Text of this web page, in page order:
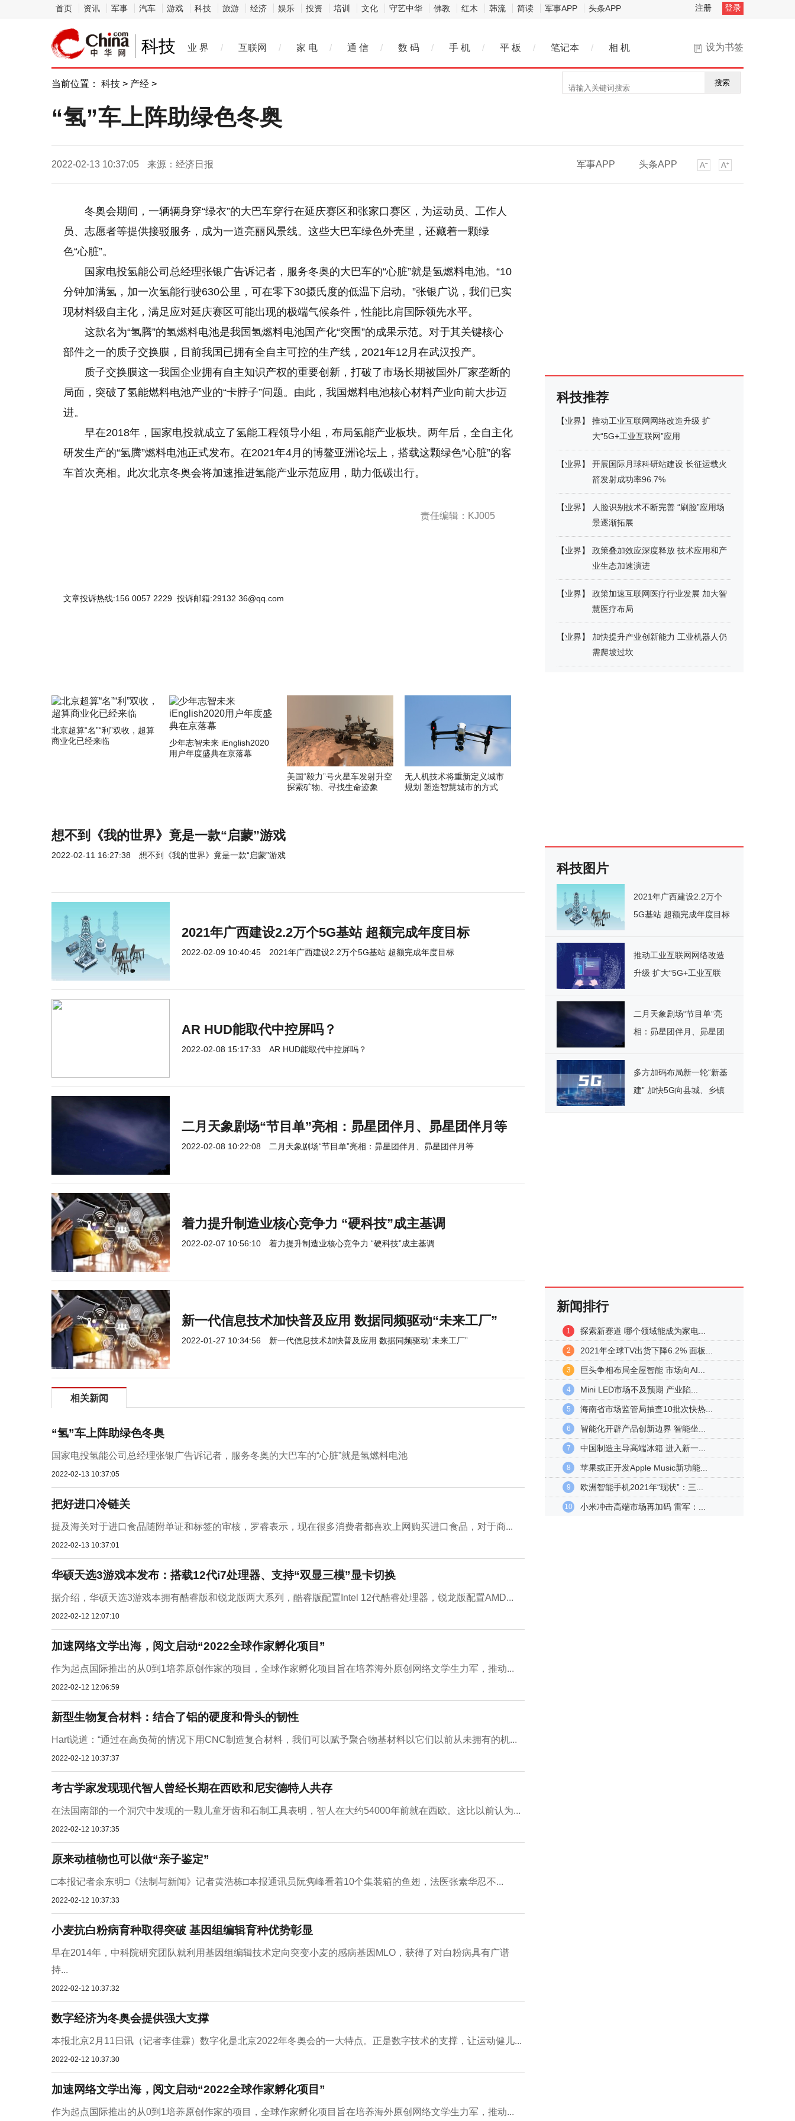
首页 资讯 军事 汽车 游戏 科技 旅游 经济 娱乐 投资 培训 文化 守艺中华 佛教 红木 韩流 简读 军事APP 头条APP 注册 登录
科技 设为书签
业 界 / 互联网 / 家 电 / 通 信 / 数 码 / 手 机 / 平 板 / 笔记本 / 相 机
当前位置： 科技 > 产经 > 搜索
“氢”车上阵助绿色冬奥
2022-02-13 10:37:05 来源：经济日报 军事APP 头条APP
冬奥会期间，一辆辆身穿“绿衣”的大巴车穿行在延庆赛区和张家口赛区，为运动员、工作人
员、志愿者等提供接驳服务，成为一道亮丽风景线。这些大巴车绿色外壳里，还藏着一颗绿
色“心脏”。
国家电投氢能公司总经理张银广告诉记者，服务冬奥的大巴车的“心脏”就是氢燃料电池。“10
分钟加满氢，加一次氢能行驶630公里，可在零下30摄氏度的低温下启动。”张银广说，我们已实
现材料级自主化，满足应对延庆赛区可能出现的极端气候条件，性能比肩国际领先水平。
这款名为“氢腾”的氢燃料电池是我国氢燃料电池国产化“突围”的成果示范。对于其关键核心
部件之一的质子交换膜，目前我国已拥有全自主可控的生产线，2021年12月在武汉投产。
质子交换膜这一我国企业拥有自主知识产权的重要创新，打破了市场长期被国外厂家垄断的
局面，突破了氢能燃料电池产业的“卡脖子”问题。由此，我国燃料电池核心材料产业向前大步迈
进。
早在2018年，国家电投就成立了氢能工程领导小组，布局氢能产业板块。两年后，全自主化
研发生产的“氢腾”燃料电池正式发布。在2021年4月的博鳌亚洲论坛上，搭载这颗绿色“心脏”的客
车首次亮相。此次北京冬奥会将加速推进氢能产业示范应用，助力低碳出行。
责任编辑：KJ005
文章投诉热线:156 0057 2229 投诉邮箱:29132 36@qq.com
北京超算“名”“利”双收，超算
商业化已经来临
少年志智未来 iEnglish2020
用户年度盛典在京落幕
美国“毅力”号火星车发射升空
探索矿物、寻找生命迹象
无人机技术将重新定义城市
规划 塑造智慧城市的方式
想不到《我的世界》竟是一款“启蒙”游戏
2022-02-11 16:27:38 想不到《我的世界》竟是一款“启蒙”游戏
2021年广西建设2.2万个5G基站 超额完成年度目标
2022-02-09 10:40:45 2021年广西建设2.2万个5G基站 超额完成年度目标
AR HUD能取代中控屏吗？
2022-02-08 15:17:33 AR HUD能取代中控屏吗？
二月天象剧场“节目单”亮相：昴星团伴月、昴星团伴月等
2022-02-08 10:22:08 二月天象剧场“节目单”亮相：昴星团伴月、昴星团伴月等
着力提升制造业核心竞争力 “硬科技”成主基调
2022-02-07 10:56:10 着力提升制造业核心竞争力 “硬科技”成主基调
新一代信息技术加快普及应用 数据同频驱动“未来工厂”
2022-01-27 10:34:56 新一代信息技术加快普及应用 数据同频驱动“未来工厂”
相关新闻
“氢”车上阵助绿色冬奥
国家电投氢能公司总经理张银广告诉记者，服务冬奥的大巴车的“心脏”就是氢燃料电池
2022-02-13 10:37:05
把好进口冷链关
提及海关对于进口食品随附单证和标签的审核，罗睿表示，现在很多消费者都喜欢上网购买进口食品，对于商...
2022-02-13 10:37:01
华硕天选3游戏本发布：搭载12代i7处理器、支持“双显三模”显卡切换
据介绍，华硕天选3游戏本拥有酷睿版和锐龙版两大系列，酷睿版配置Intel 12代酷睿处理器，锐龙版配置AMD...
2022-02-12 12:07:10
加速网络文学出海，阅文启动“2022全球作家孵化项目”
作为起点国际推出的从0到1培养原创作家的项目，全球作家孵化项目旨在培养海外原创网络文学生力军，推动...
2022-02-12 12:06:59
新型生物复合材料：结合了铝的硬度和骨头的韧性
Hart说道：“通过在高负荷的情况下用CNC制造复合材料，我们可以赋予聚合物基材料以它们以前从未拥有的机...
2022-02-12 10:37:37
考古学家发现现代智人曾经长期在西欧和尼安德特人共存
在法国南部的一个洞穴中发现的一颗儿童牙齿和石制工具表明，智人在大约54000年前就在西欧。这比以前认为...
2022-02-12 10:37:35
原来动植物也可以做“亲子鉴定”
□本报记者余东明□《法制与新闻》记者黄浩栋□本报通讯员阮隽峰看着10个集装箱的鱼翅，法医张素华忍不...
2022-02-12 10:37:33
小麦抗白粉病育种取得突破 基因组编辑育种优势彰显
早在2014年，中科院研究团队就利用基因组编辑技术定向突变小麦的感病基因MLO，获得了对白粉病具有广谱
持...
2022-02-12 10:37:32
数字经济为冬奥会提供强大支撑
本报北京2月11日讯（记者李佳霖）数字化是北京2022年冬奥会的一大特点。正是数字技术的支撑，让运动健儿...
2022-02-12 10:37:30
加速网络文学出海，阅文启动“2022全球作家孵化项目”
作为起点国际推出的从0到1培养原创作家的项目，全球作家孵化项目旨在培养海外原创网络文学生力军，推动...
科技推荐
【业界】
推动工业互联网网络改造升级 扩
大“5G+工业互联网”应用
【业界】
开展国际月球科研站建设 长征运载火
箭发射成功率96.7%
【业界】
人脸识别技术不断完善 “刷脸”应用场
景逐渐拓展
【业界】
政策叠加效应深度释放 技术应用和产
业生态加速演进
【业界】
政策加速互联网医疗行业发展 加大智
慧医疗布局
【业界】
加快提升产业创新能力 工业机器人仍
需爬坡过坎
科技图片
2021年广西建设2.2万个
5G基站 超额完成年度目标
推动工业互联网网络改造
升级 扩大“5G+工业互联
二月天象剧场“节目单”亮
相：昴星团伴月、昴星团
多方加码布局新一轮“新基
建” 加快5G向县城、乡镇
新闻排行
1 探索新赛道 哪个领域能成为家电...
2 2021年全球TV出货下降6.2% 面板...
3 巨头争相布局全屋智能 市场向AI...
4 Mini LED市场不及预期 产业陷...
5 海南省市场监管局抽查10批次快热...
6 智能化开辟产品创新边界 智能坐...
7 中国制造主导高端冰箱 进入新一...
8 苹果或正开发Apple Music新功能...
9 欧洲智能手机2021年“现状”：三...
10 小米冲击高端市场再加码 雷军：...